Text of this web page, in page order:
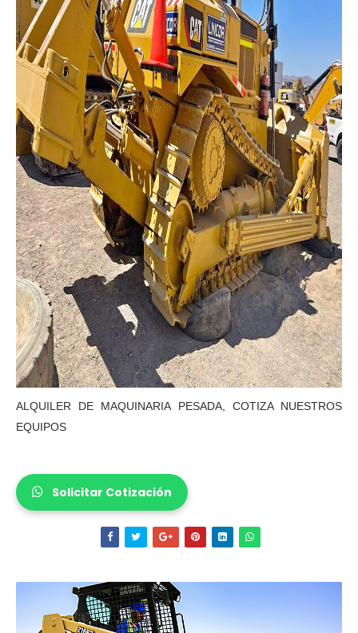
ALQUILER DE MAQUINARIA PESADA, COTIZA NUESTROS
EQUIPOS
Solicitar Cotización